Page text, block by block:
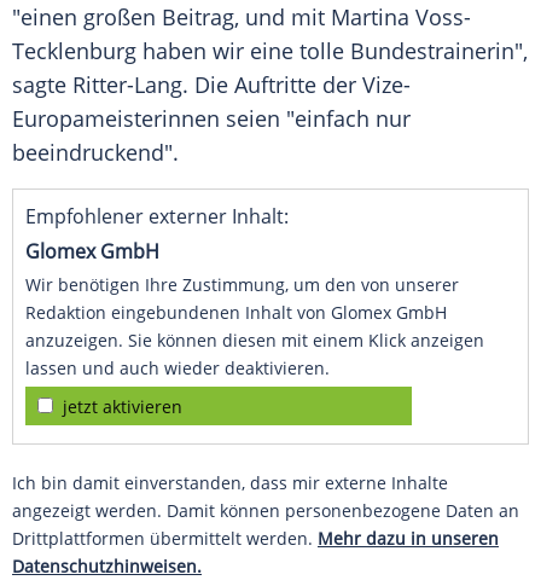
"einen großen Beitrag, und mit Martina Voss-
Tecklenburg haben wir eine tolle Bundestrainerin",
sagte Ritter-Lang. Die Auftritte der Vize-
Europameisterinnen seien "einfach nur
beeindruckend".
Empfohlener externer Inhalt:
Glomex GmbH
Wir benötigen Ihre Zustimmung, um den von unserer
Redaktion eingebundenen Inhalt von Glomex GmbH
anzuzeigen. Sie können diesen mit einem Klick anzeigen
lassen und auch wieder deaktivieren.
jetzt aktivieren
Ich bin damit einverstanden, dass mir externe Inhalte
angezeigt werden. Damit können personenbezogene Daten an
Drittplattformen übermittelt werden. Mehr dazu in unseren
Datenschutzhinweisen.